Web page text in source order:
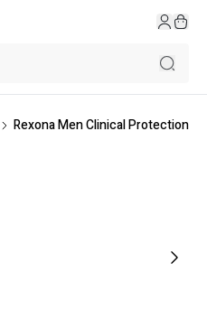
Rexona Men Clinical Protection